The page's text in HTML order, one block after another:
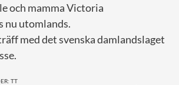
och mamma Victoria
nu utomlands.
med det svenska damlandslaget
TT